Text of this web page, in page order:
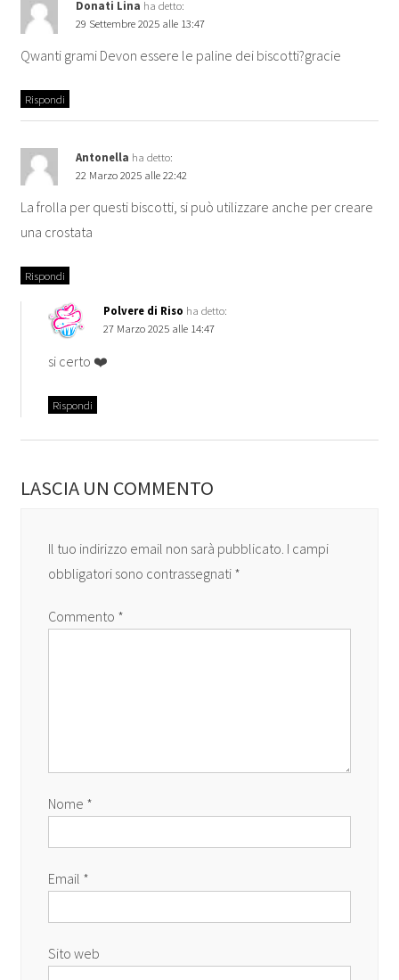
Donati Lina ha detto:
29 Settembre 2025 alle 13:47
Qwanti grami Devon essere le paline dei biscotti?gracie
Rispondi
Antonella ha detto:
22 Marzo 2025 alle 22:42
La frolla per questi biscotti, si può utilizzare anche per creare
una crostata
Rispondi
Polvere di Riso ha detto:
27 Marzo 2025 alle 14:47
si certo ❤️
Rispondi
LASCIA UN COMMENTO
Il tuo indirizzo email non sarà pubblicato. I campi
obbligatori sono contrassegnati *
Commento *
Nome *
Email *
Sito web